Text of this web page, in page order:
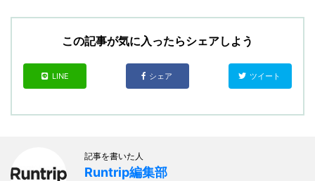
この記事が気に入ったらシェアしよう
LINE シェア ツイート
記事を書いた人
Runtrip編集部